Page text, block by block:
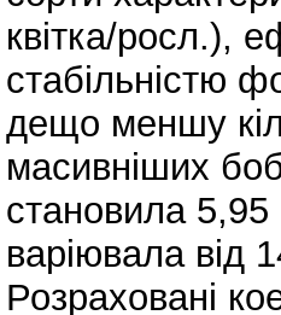
квітка/росл.),
стабільністю
дещо меншу
масивніших
становила 5,95
варіювала від
Розраховані